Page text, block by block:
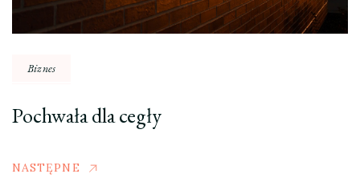
Biznes
Pochwała dla cegły
NASTĘPNE